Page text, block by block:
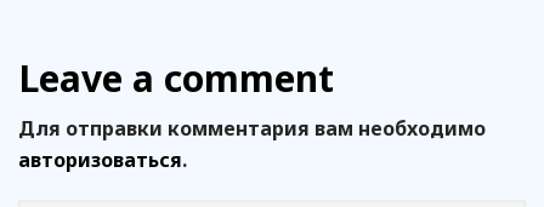
Leave a comment
Для отправки комментария вам необходимо
авторизоваться.